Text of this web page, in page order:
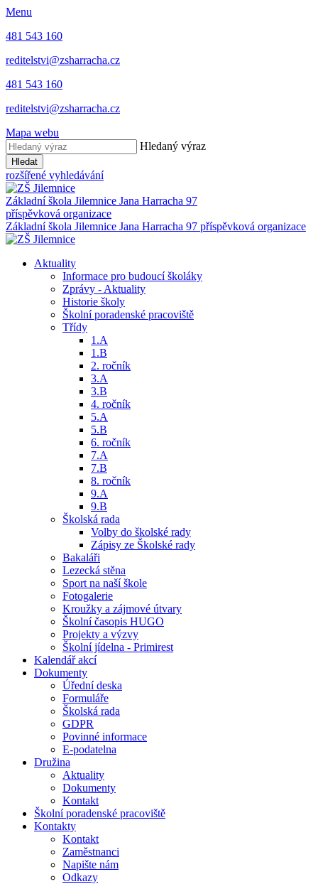
Menu
481 543 160
reditelstvi@zsharracha.cz
481 543 160
reditelstvi@zsharracha.cz
Mapa webu
Hledaný výraz
Hledat
rozšířené vyhledávání
Základní škola Jilemnice Jana Harracha 97
příspěvková organizace
Základní škola Jilemnice Jana Harracha 97 příspěvková organizace
Aktuality
Informace pro budoucí školáky
Zprávy - Aktuality
Historie školy
Školní poradenské pracoviště
Třídy
1.A
1.B
2. ročník
3.A
3.B
4. ročník
5.A
5.B
6. ročník
7.A
7.B
8. ročník
9.A
9.B
Školská rada
Volby do školské rady
Zápisy ze Školské rady
Bakaláři
Lezecká stěna
Sport na naší škole
Fotogalerie
Kroužky a zájmové útvary
Školní časopis HUGO
Projekty a výzvy
Školní jídelna - Primirest
Kalendář akcí
Dokumenty
Úřední deska
Formuláře
Školská rada
GDPR
Povinné informace
E-podatelna
Družina
Aktuality
Dokumenty
Kontakt
Školní poradenské pracoviště
Kontakty
Kontakt
Zaměstnanci
Napište nám
Odkazy